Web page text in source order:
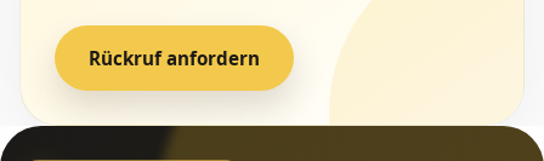
Rückruf anfordern